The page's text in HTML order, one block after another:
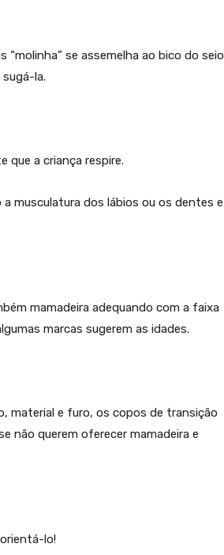
se assemelha ao bico do seio
la.
que a criança respire.
musculatura dos lábios ou os dentes e
mamadeira adequando com a faixa
marcas sugerem as idades.
material e furo, os copos de transição
não querem oferecer mamadeira e
lo!